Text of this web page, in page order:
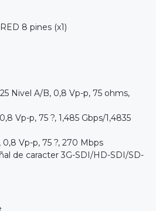
8 pines (x1)
Nivel A/B, 0,8 Vp-p, 75 ohms,
Vp-p, 75 ?, 1,485 Gbps/1,4835
0,8 Vp-p, 75 ?, 270 Mbps
de caracter 3G-SDI/HD-SDI/SD-